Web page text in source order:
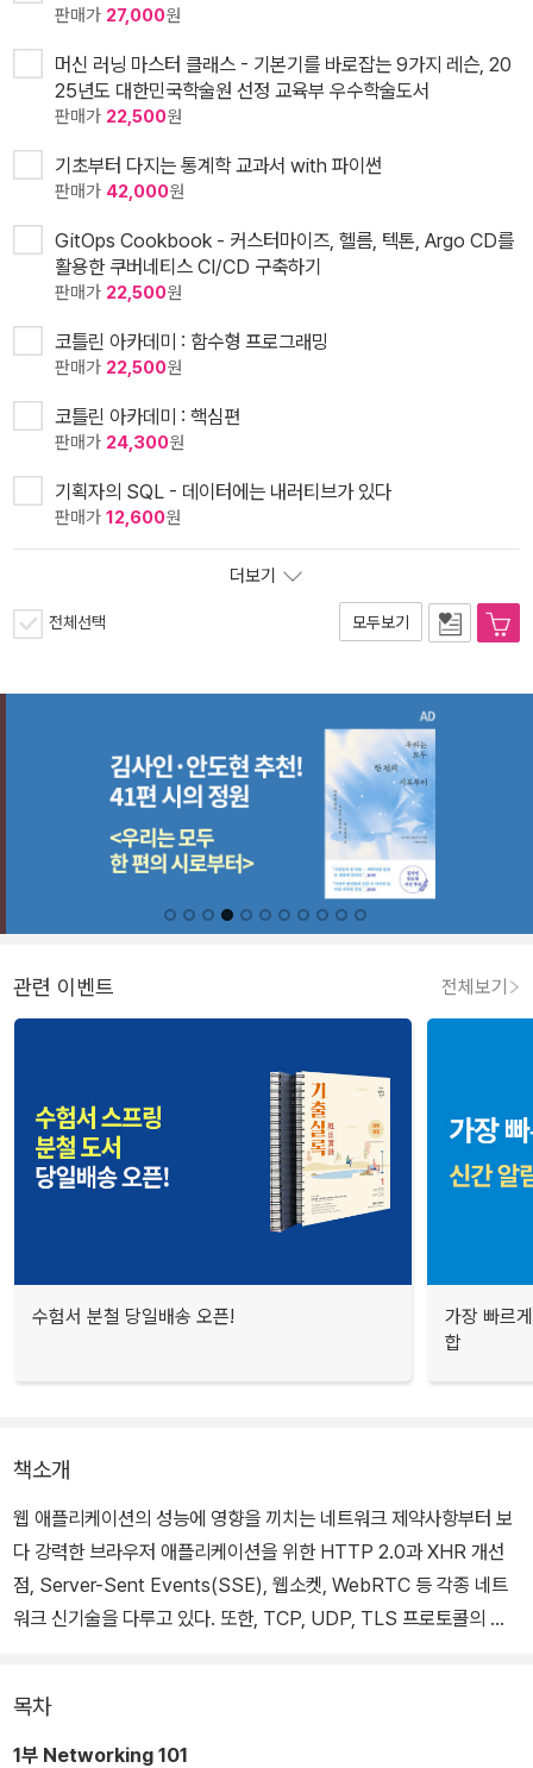
판매가 27,000원
머신 러닝 마스터 클래스 - 기본기를 바로잡는 9가지 레슨, 20
25년도 대한민국학술원 선정 교육부 우수학술도서
판매가 22,500원
기초부터 다지는 통계학 교과서 with 파이썬
판매가 42,000원
GitOps Cookbook - 커스터마이즈, 헬름, 텍톤, Argo CD를
활용한 쿠버네티스 CI/CD 구축하기
판매가 22,500원
코틀린 아카데미 : 함수형 프로그래밍
판매가 22,500원
코틀린 아카데미 : 핵심편
판매가 24,300원
기획자의 SQL - 데이터에는 내러티브가 있다
판매가 12,600원
더보기
전체선택 모두보기
관련 이벤트 전체보기
수험서 분철 당일배송 오픈!
가장 빠르
합
책소개
웹 애플리케이션의 성능에 영향을 끼치는 네트워크 제약사항부터 보
다 강력한 브라우저 애플리케이션을 위한 HTTP 2.0과 XHR 개선
점, Server-Sent Events(SSE), 웹소켓, WebRTC 등 각종 네트
워크 신기술을 다루고 있다. 또한, TCP, UDP, TLS 프로토콜의 성
목차
1부 Networking 101